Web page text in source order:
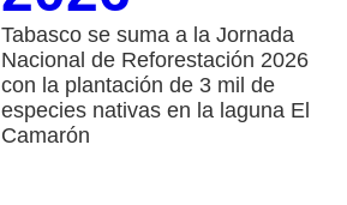
Tabasco se suma a la Jornada
Nacional de Reforestación 2026
con la plantación de 3 mil de
especies nativas en la laguna El
Camarón